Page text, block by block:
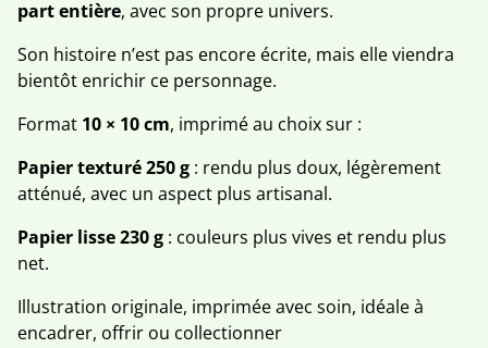
part entière, avec son propre univers.
Son histoire n’est pas encore écrite, mais elle viendra
bientôt enrichir ce personnage.
Format 10 × 10 cm, imprimé au choix sur :
Papier texturé 250 g : rendu plus doux, légèrement
atténué, avec un aspect plus artisanal.
Papier lisse 230 g : couleurs plus vives et rendu plus
net.
Illustration originale, imprimée avec soin, idéale à
encadrer, offrir ou collectionner